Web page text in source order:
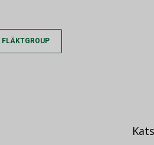
FLÄKTGROUP